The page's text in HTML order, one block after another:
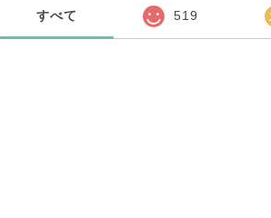
すべて 519